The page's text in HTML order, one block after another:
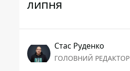
липня
Стас Руденко
ГОЛОВНИЙ РЕДАКТОР